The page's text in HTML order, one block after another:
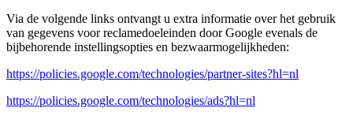
Via de volgende links ontvangt u extra informatie over het gebruik
van gegevens voor reclamedoeleinden door Google evenals de
bijbehorende instellingsopties en bezwaarmogelijkheden:
https://policies.google.com/technologies/partner-sites?hl=nl
https://policies.google.com/technologies/ads?hl=nl